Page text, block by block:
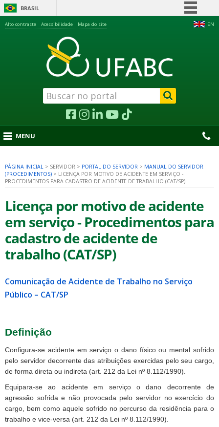
BRASIL
Acesso à informação
Legislação
Canais
EN
Alto contraste Acessibilidade Mapa do site
MENU
PÁGINA INICIAL > SERVIDOR > PORTAL DO SERVIDOR > MANUAL DO SERVIDOR
(PROCEDIMENTOS) > LICENÇA POR MOTIVO DE ACIDENTE EM SERVIÇO -
PROCEDIMENTOS PARA CADASTRO DE ACIDENTE DE TRABALHO (CAT/SP)
Licença por motivo de acidente
em serviço - Procedimentos para
cadastro de acidente de
trabalho (CAT/SP)
Comunicação de Acidente de Trabalho no Serviço
Público – CAT/SP
Definição
Configura-se acidente em serviço o dano físico ou mental sofrido
pelo servidor decorrente das atribuições exercidas pelo seu cargo,
de forma direta ou indireta (art. 212 da Lei nº 8.112/1990).
Equipara-se ao acidente em serviço o dano decorrente de
agressão sofrida e não provocada pelo servidor no exercício do
cargo, bem como aquele sofrido no percurso da residência para o
trabalho e vice-versa (art. 212 da Lei nº 8.112/1990).